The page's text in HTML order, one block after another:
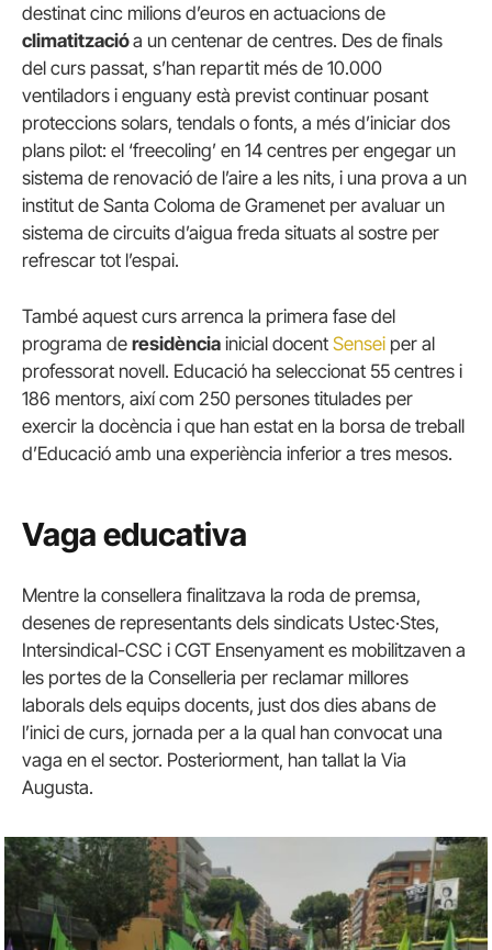
destinat cinc milions d’euros en actuacions de
climatitzacióa un centenar de centres. Des de finals
del curs passat, s’han repartit més de 10.000
ventiladors i enguany està previst continuar posant
proteccions solars, tendals o fonts, a més d’iniciar dos
plans pilot: el ‘freecoling’ en 14 centres per engegar un
sistema de renovació de l’aire a les nits, i una prova a un
institut de Santa Coloma de Gramenet per avaluar un
sistema de circuits d’aigua freda situats al sostre per
refrescar tot l’espai.
També aquest curs arrenca la primera fase del
programa de residència inicial docent Sensei per al
professorat novell. Educació ha seleccionat 55 centres i
186 mentors, així com 250 persones titulades per
exercir la docència i que han estat en la borsa de treball
d’Educació amb una experiència inferior a tres mesos.
Vaga educativa
Mentre la consellera finalitzava la roda de premsa,
desenes de representants dels sindicats Ustec·Stes,
Intersindical-CSC i CGT Ensenyament es mobilitzaven a
les portes de la Conselleria per reclamar millores
laborals dels equips docents, just dos dies abans de
l’inici de curs, jornada per a la qual han convocat una
vaga en el sector. Posteriorment, han tallat la Via
Augusta.